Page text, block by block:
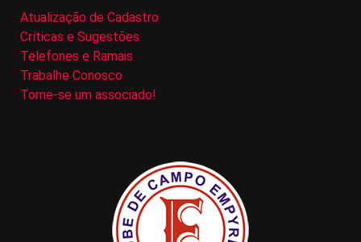
Atualização de Cadastro
Críticas e Sugestões
Telefones e Ramais
Trabalhe Conosco
Torne-se um associado!